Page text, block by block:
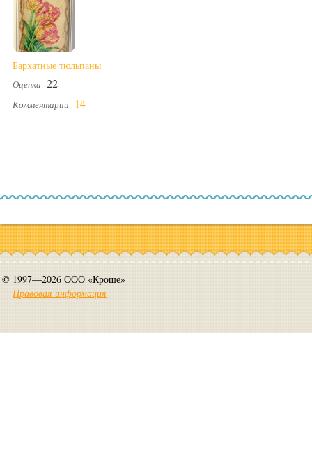
Бархатные тюльпаны
Оценка 22
Комментарии 14
© 1997—2026 ООО «Кроше»
Правовая информация